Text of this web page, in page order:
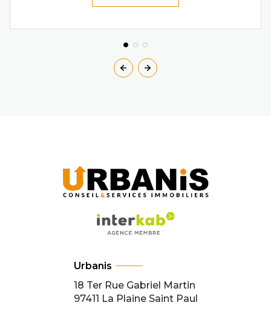
Urbanis
18 Ter Rue Gabriel Martin
97411 La Plaine Saint Paul